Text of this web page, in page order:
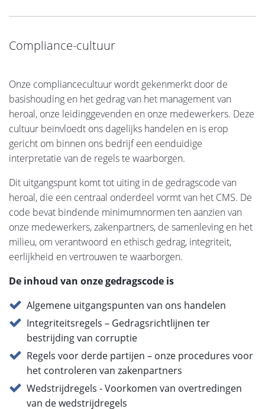
Compliance-cultuur
Onze compliancecultuur wordt gekenmerkt door de
basishouding en het gedrag van het management van
heroal, onze leidinggevenden en onze medewerkers. Deze
cultuur beïnvloedt ons dagelijks handelen en is erop
gericht om binnen ons bedrijf een eenduidige
interpretatie van de regels te waarborgen.
Dit uitgangspunt komt tot uiting in de gedragscode van
heroal, die een centraal onderdeel vormt van het CMS. De
code bevat bindende minimumnormen ten aanzien van
onze medewerkers, zakenpartners, de samenleving en het
milieu, om verantwoord en ethisch gedrag, integriteit,
eerlijkheid en vertrouwen te waarborgen.
De inhoud van onze gedragscode is
Algemene uitgangspunten van ons handelen
Integriteitsregels – Gedragsrichtlijnen ter
bestrijding van corruptie
Regels voor derde partijen – onze procedures voor
het controleren van zakenpartners
Wedstrijdregels - Voorkomen van overtredingen
van de wedstrijdregels